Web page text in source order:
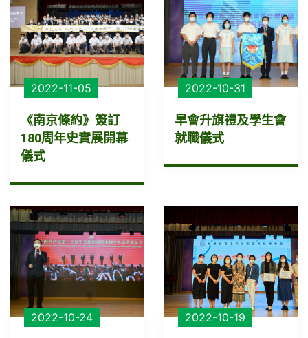
2022-11-05
《南京條約》簽訂
180周年史實展開幕
儀式
2022-10-31
早會升旗禮及學生會
就職儀式
2022-10-24 2022-10-19